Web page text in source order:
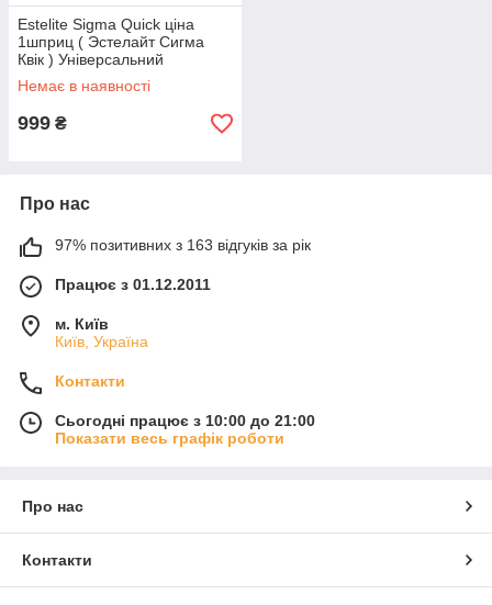
Estelite Sigma Quick ціна
1шприц ( Эстелайт Сигма
Квік ) Універсальний
композит шприц DENTAL 2
шт А2 ,1 шт А3, 2 шт ОА2, 2
Немає в наявності
999 ₴
Про нас
97% позитивних з 163 відгуків за рік
Працює з 01.12.2011
м. Київ
Київ, Україна
Контакти
Сьогодні працює з 10:00 до 21:00
Показати весь графік роботи
Про нас
Контакти